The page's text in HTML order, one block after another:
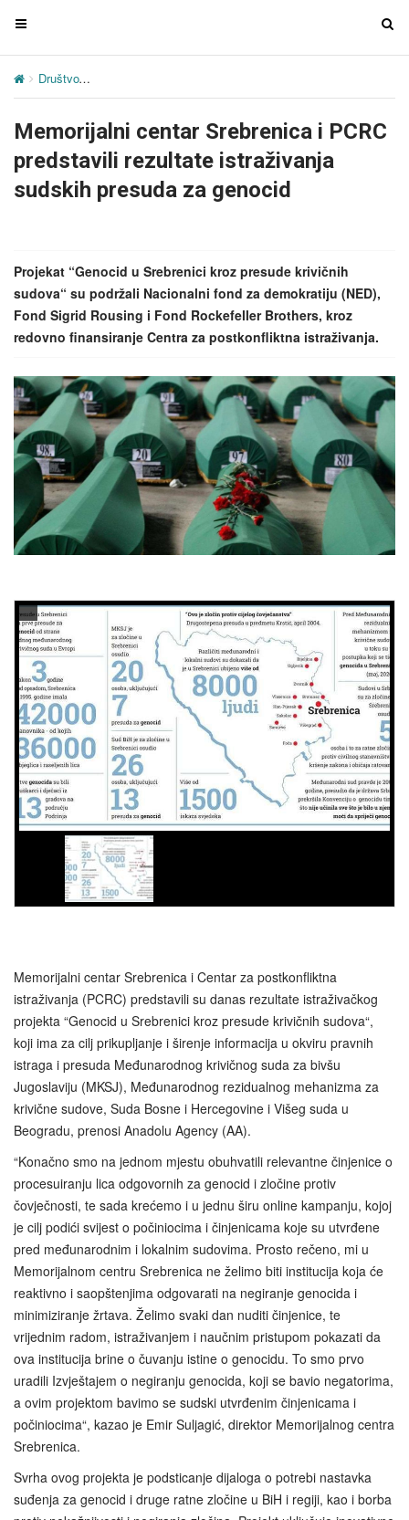
T
g
e
n
a
v
a
i
T
e
Društvo
Memorijalni centar Srebrenica i PCRC
predstavili rezultate istraživanja
sudskih presuda za genocid
Projekat “Genocid u Srebrenici kroz presude krivičnih
sudova“ su podržali Nacionalni fond za demokratiju (NED),
Fond Sigrid Rousing i Fond Rockefeller Brothers, kroz
redovno finansiranje Centra za postkonfliktna istraživanja.
Memorijalni centar Srebrenica i Centar za postkonfliktna
istraživanja (PCRC) predstavili su danas rezultate istraživačkog
projekta “Genocid u Srebrenici kroz presude krivičnih sudova“,
koji ima za cilj prikupljanje i širenje informacija u okviru pravnih
istraga i presuda Međunarodnog krivičnog suda za bivšu
Jugoslaviju (MKSJ), Međunarodnog rezidualnog mehanizma za
krivične sudove, Suda Bosne i Hercegovine i Višeg suda u
Beogradu, prenosi Anadolu Agency (AA).
“Konačno smo na jednom mjestu obuhvatili relevantne činjenice o
procesuiranju lica odgovornih za genocid i zločine protiv
čovječnosti, te sada krećemo i u jednu širu online kampanju, kojoj
je cilj podići svijest o počiniocima i činjenicama koje su utvrđene
pred međunarodnim i lokalnim sudovima. Prosto rečeno, mi u
Memorijalnom centru Srebrenica ne želimo biti institucija koja će
reaktivno i saopštenjima odgovarati na negiranje genocida i
minimiziranje žrtava. Želimo svaki dan nuditi činjenice, te
vrijednim radom, istraživanjem i naučnim pristupom pokazati da
ova institucija brine o čuvanju istine o genocidu. To smo prvo
uradili Izvještajem o negiranju genocida, koji se bavio negatorima,
a ovim projektom bavimo se sudski utvrđenim činjenicama i
počiniocima“, kazao je Emir Suljagić, direktor Memorijalnog centra
Srebrenica.
Svrha ovog projekta je podsticanje dijaloga o potrebi nastavka
suđenja za genocid i druge ratne zločine u BiH i regiji, kao i borba